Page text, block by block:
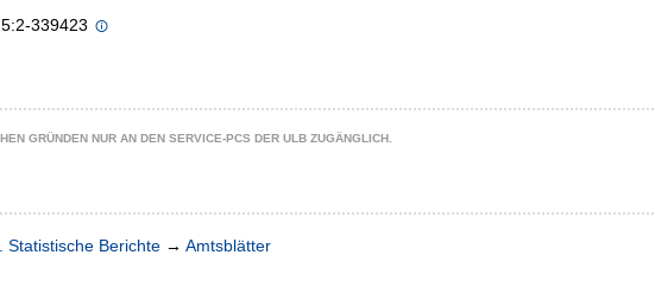
339423
GRÜNDEN NUR AN DEN SERVICE-PCS DER ULB ZUGÄNGLICH.
Statistische Berichte → Amtsblätter